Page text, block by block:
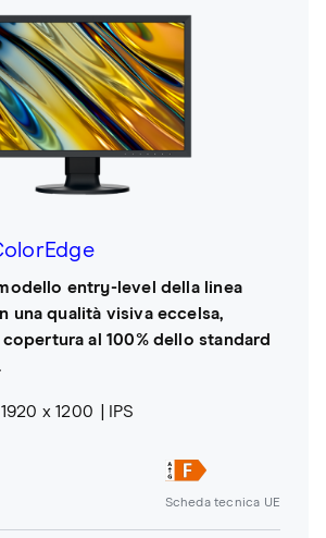
entry-level della linea
una qualità visiva eccelsa,
al 100% dello standard
1920 x 1200 IPS
Scheda tecnica UE